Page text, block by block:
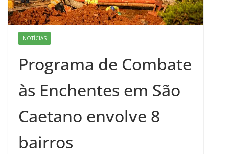
NOTÍCIAS
Programa de Combate
às Enchentes em São
Caetano envolve 8
bairros